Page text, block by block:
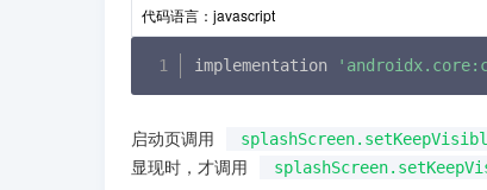
代码语言： javascript
implementation
启动页调用
显现时，才调用